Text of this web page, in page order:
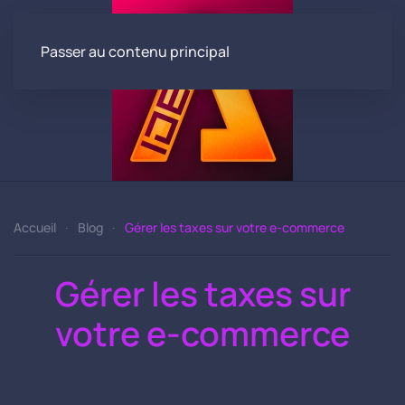
Passer au contenu principal
Accueil Blog Gérer les taxes sur votre e-commerce
Gérer les taxes sur
votre e-commerce